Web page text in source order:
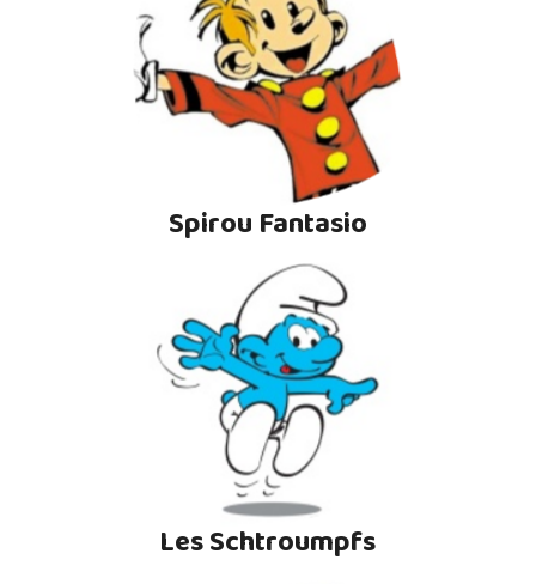
Spirou Fantasio
Les Schtroumpfs